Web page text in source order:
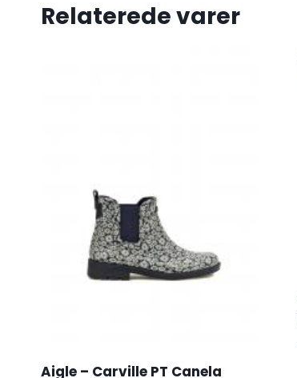
Relaterede varer
Aigle – Carville PT Canela